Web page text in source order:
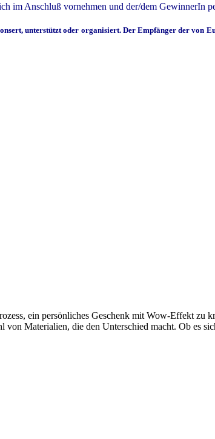
im Anschluß vornehmen und der/dem GewinnerIn
unterstützt oder organisiert. Der Empfänger der von
ein persönliches Geschenk mit Wow-Effekt zu
Materialien, die den Unterschied macht. Ob es